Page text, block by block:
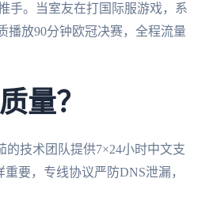
手。当室友在打国际服游戏，系
播放90分钟欧冠决赛，全程流量
量？
技术团队提供7×24小时中文支
要，专线协议严防DNS泄漏，